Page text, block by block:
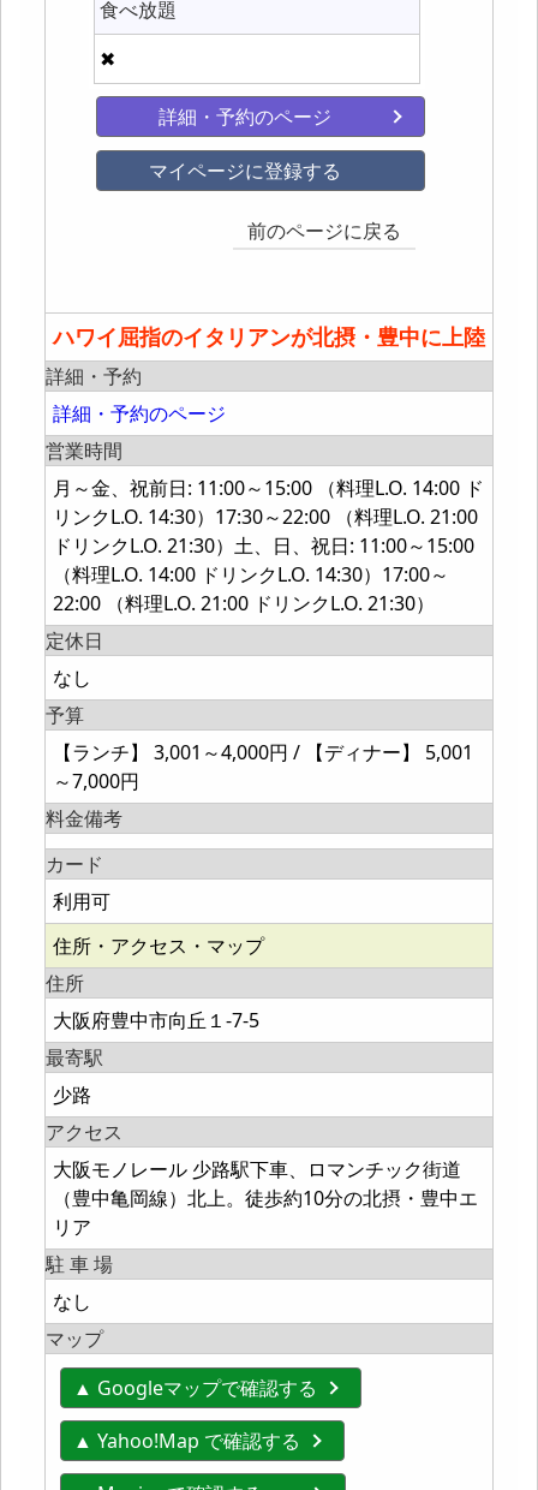
食べ放題
✖
詳細・予約のページ
マイページに登録する
前のページに戻る
ハワイ屈指のイタリアンが北摂・豊中に上陸
詳細・予約
詳細・予約のページ
営業時間
月～金、祝前日: 11:00～15:00 （料理L.O. 14:00 ド
リンクL.O. 14:30）17:30～22:00 （料理L.O. 21:00
ドリンクL.O. 21:30）土、日、祝日: 11:00～15:00
（料理L.O. 14:00 ドリンクL.O. 14:30）17:00～
22:00 （料理L.O. 21:00 ドリンクL.O. 21:30）
定休日
なし
予算
【ランチ】 3,001～4,000円 / 【ディナー】 5,001
～7,000円
料金備考
カード
利用可
住所・アクセス・マップ
住所
大阪府豊中市向丘１-7-5
最寄駅
少路
アクセス
大阪モノレール 少路駅下車、ロマンチック街道
（豊中亀岡線）北上。徒歩約10分の北摂・豊中エ
リア
駐 車 場
なし
マップ
▲ Googleマップで確認する
▲ Yahoo!Map で確認する